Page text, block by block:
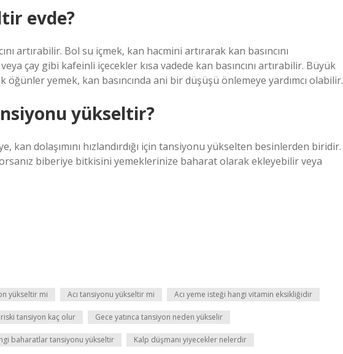
evde?
artırabilir. Bol su içmek, kan hacmini artırarak kan basıncını
çay gibi kafeinli içecekler kısa vadede kan basıncını artırabilir. Büyük
yemek, kan basıncında ani bir düşüşü önlemeye yardımcı olabilir.
yükseltir?
kan dolaşımını hızlandırdığı için tansiyonu yükselten besinlerden biridir.
biberiye bitkisini yemeklerinize baharat olarak ekleyebilir veya
yükseltir mi Acı tansiyonu yükseltir mi Acı yeme isteği hangi vitamin eksikliğidir
riski tansiyon kaç olur Gece yatınca tansiyon neden yükselir
baharatlar tansiyonu yükseltir Kalp düşmanı yiyecekler nelerdir